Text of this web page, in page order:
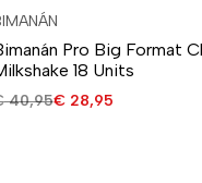
Pro Big Format
18 Units
40,95€28,95